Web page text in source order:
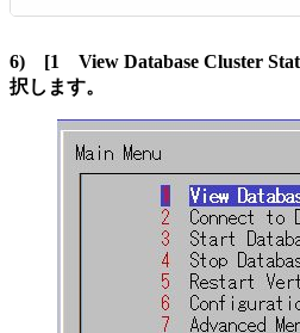
6) [1 View Database Cluster
択します。